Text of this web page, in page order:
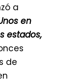
a
en
estados,
de